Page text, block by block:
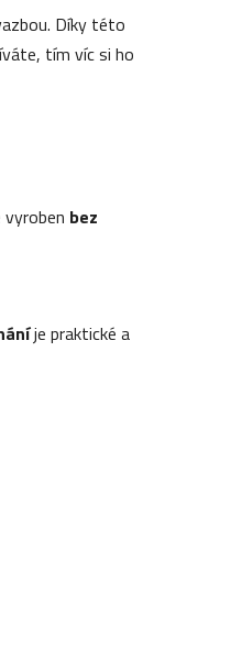
Díky této
tím víc si ho
bez
je praktické a